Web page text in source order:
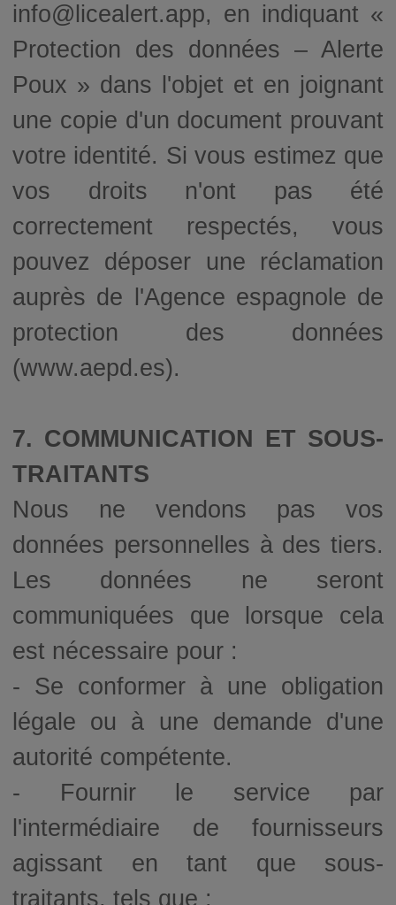
info@licealert.app, en indiquant «
Protection des données – Alerte
Poux » dans l'objet et en joignant
une copie d'un document prouvant
votre identité. Si vous estimez que
vos droits n'ont pas été
correctement respectés, vous
pouvez déposer une réclamation
auprès de l'Agence espagnole de
protection des données
(www.aepd.es).
7. COMMUNICATION ET SOUS-
TRAITANTS
Nous ne vendons pas vos
données personnelles à des tiers.
Les données ne seront
communiquées que lorsque cela
est nécessaire pour :
- Se conformer à une obligation
légale ou à une demande d'une
autorité compétente.
- Fournir le service par
l'intermédiaire de fournisseurs
agissant en tant que sous-
traitants, tels que :